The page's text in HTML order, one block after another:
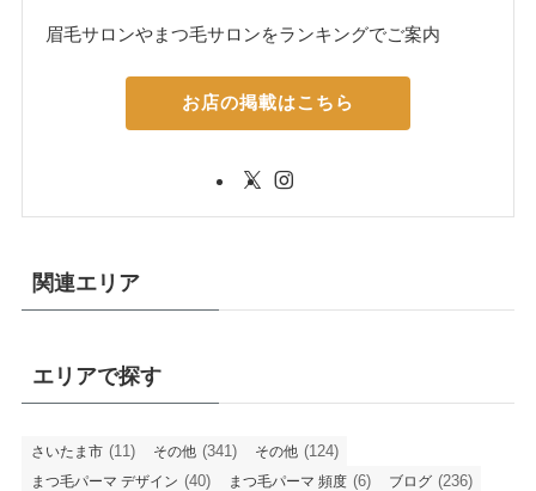
眉毛サロンやまつ毛サロンをランキングでご案内
お店の掲載はこちら
関連エリア
エリアで探す
さいたま市 (11) その他 (341) その他 (124)
まつ毛パーマ デザイン (40) まつ毛パーマ 頻度 (6) ブログ (236)